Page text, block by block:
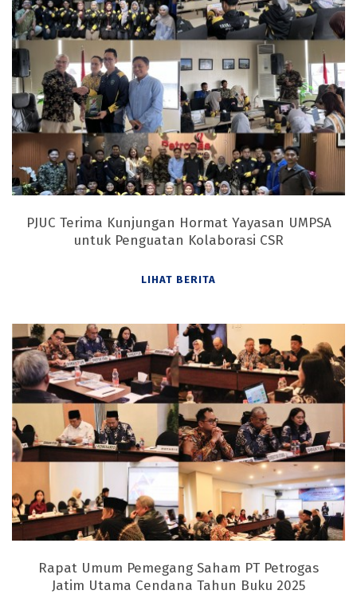
PJUC Terima Kunjungan Hormat Yayasan UMPSA
untuk Penguatan Kolaborasi CSR
LIHAT BERITA
Rapat Umum Pemegang Saham PT Petrogas
Jatim Utama Cendana Tahun Buku 2025